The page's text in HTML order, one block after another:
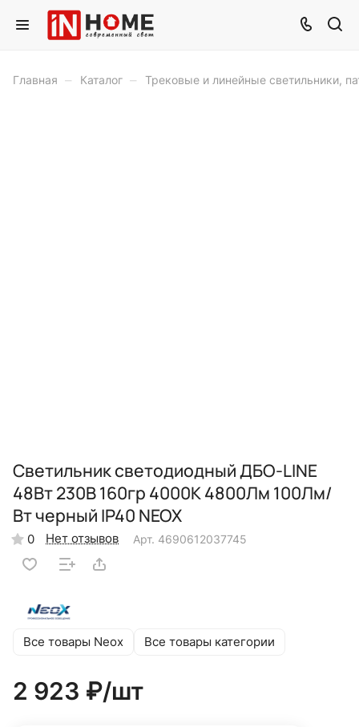
Главная – Каталог – Трековые и линейные светильники,
Светильник светодиодный ДБО-LINE
48Вт 230В 160гр 4000К 4800Лм 100Лм/
Вт черный IP40 NEOX
0 Нет отзывов Арт. 4690612037745
Все товары Neox Все товары категории
2 923 ₽/шт